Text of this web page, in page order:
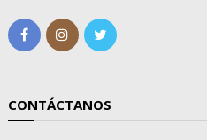
CONTÁCTANOS